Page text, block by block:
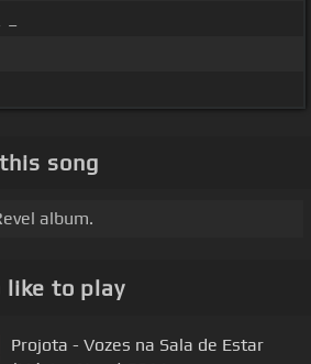
song
album.
like to play
Projota - Vozes na Sala de Estar